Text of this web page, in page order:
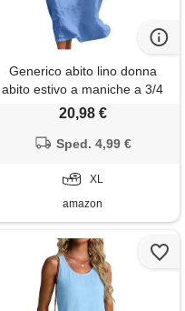
Generico abito lino donna
abito estivo a maniche a 3/4
boho chic abiti vacanza
lungo in cotone scollo a v
unita morbido e traspiranti s-
3xl
20,98 €
Sped. 4,99 €
XL
amazon